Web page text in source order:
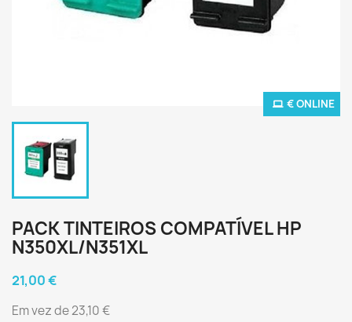
€ ONLINE
PACK TINTEIROS COMPATÍVEL HP
N350XL/N351XL
21,00 €
Em vez de 23,10 €